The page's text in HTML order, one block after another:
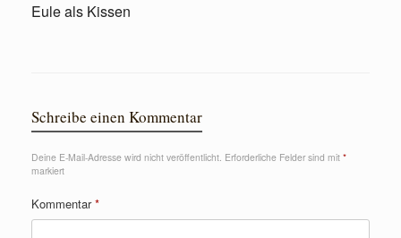
Eule als Kissen
Schreibe einen Kommentar
Deine E-Mail-Adresse wird nicht veröffentlicht. Erforderliche Felder sind mit *
markiert
Kommentar*